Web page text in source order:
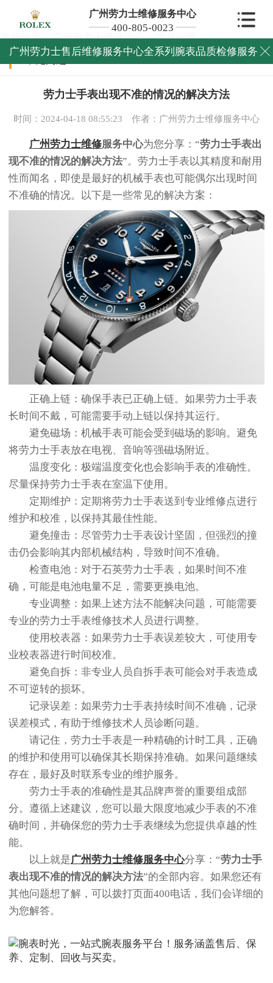
广州劳力士维修服务中心
400-805-0023
广州劳力士售后维修服务中心全系列腕表品质检修服务 
当前位置：广州劳力士维修中心>常见问题>
常见问题
劳力士手表出现不准的情况的解决方法
时间：2024-04-18 08:55:23 作者：广州劳力士维修服务中心
广州劳力士维修服务中心为您分享：“劳力士手表出
现不准的情况的解决方法”。劳力士手表以其精度和耐用
性而闻名，即使是最好的机械手表也可能偶尔出现时间
不准确的情况。以下是一些常见的解决方案：
正确上链：确保手表已正确上链。如果劳力士手表
长时间不戴，可能需要手动上链以保持其运行。
避免磁场：机械手表可能会受到磁场的影响。避免
将劳力士手表放在电视、音响等强磁场附近。
温度变化：极端温度变化也会影响手表的准确性。
尽量保持劳力士手表在室温下使用。
定期维护：定期将劳力士手表送到专业维修点进行
维护和校准，以保持其最佳性能。
避免撞击：尽管劳力士手表设计坚固，但强烈的撞
击仍会影响其内部机械结构，导致时间不准确。
检查电池：对于石英劳力士手表，如果时间不准
确，可能是电池电量不足，需要更换电池。
专业调整：如果上述方法不能解决问题，可能需要
专业的劳力士手表维修技术人员进行调整。
使用校表器：如果劳力士手表误差较大，可使用专
业校表器进行时间校准。
避免自拆：非专业人员自拆手表可能会对手表造成
不可逆转的损坏。
记录误差：如果劳力士手表持续时间不准确，记录
误差模式，有助于维修技术人员诊断问题。
请记住，劳力士手表是一种精确的计时工具，正确
的维护和使用可以确保其长期保持准确。如果问题继续
存在，最好及时联系专业的维护服务。
劳力士手表的准确性是其品牌声誉的重要组成部
分。遵循上述建议，您可以最大限度地减少手表的不准
确时间，并确保您的劳力士手表继续为您提供卓越的性
能。
以上就是广州劳力士维修服务中心分享：“劳力士手
表出现不准的情况的解决方法”的全部内容。如果您还有
其他问题想了解，可以拨打页面400电话，我们会详细的
为您解答。